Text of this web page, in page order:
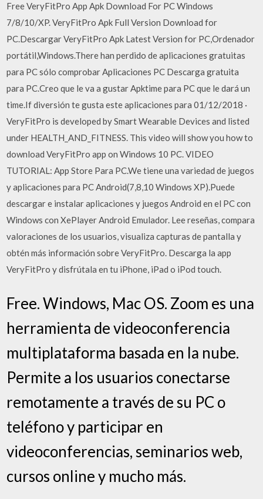
Free VeryFitPro App Apk Download For PC Windows
7/8/10/XP. VeryFitPro Apk Full Version Download for
PC.Descargar VeryFitPro Apk Latest Version for PC,Ordenador
portátil,Windows.There han perdido de aplicaciones gratuitas
para PC sólo comprobar Aplicaciones PC Descarga gratuita
para PC.Creo que le va a gustar Apktime para PC que le dará un
time.If diversión te gusta este aplicaciones para 01/12/2018 ·
VeryFitPro is developed by Smart Wearable Devices and listed
under HEALTH_AND_FITNESS. This video will show you how to
download VeryFitPro app on Windows 10 PC. VIDEO
TUTORIAL: App Store Para PC.We tiene una variedad de juegos
y aplicaciones para PC Android(7,8,10 Windows XP).Puede
descargar e instalar aplicaciones y juegos Android en el PC con
Windows con XePlayer Android Emulador. ‎Lee reseñas, compara
valoraciones de los usuarios, visualiza capturas de pantalla y
obtén más información sobre VeryFitPro. Descarga la app
VeryFitPro y disfrútala en tu iPhone, iPad o iPod touch.
Free. Windows, Mac OS. Zoom es una
herramienta de videoconferencia
multiplataforma basada en la nube.
Permite a los usuarios conectarse
remotamente a través de su PC o
teléfono y participar en
videoconferencias, seminarios web,
cursos online y mucho más.